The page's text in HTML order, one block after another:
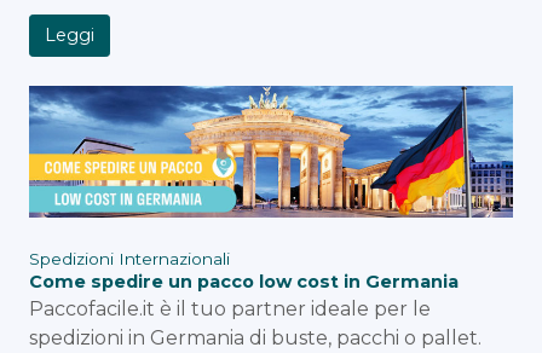
Leggi
Spedizioni Internazionali
Come spedire un pacco low cost in Germania
Paccofacile.it è il tuo partner ideale per le
spedizioni in Germania di buste, pacchi o pallet.